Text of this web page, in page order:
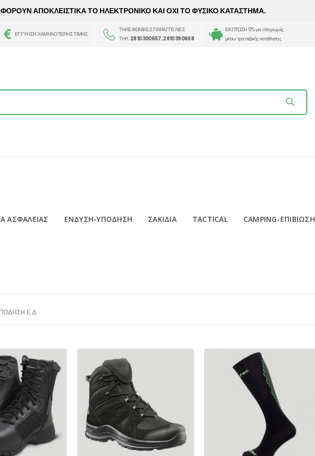
ΑΠΟΚΛΕΙΣΤΙΚΑ ΤΟ ΗΛΕΚΤΡΟΝΙΚΟ ΚΑΙ ΟΧΙ ΤΟ ΦΥΣΙΚΟ ΚΑΤΑΣΤΗΜΑ.
ΕΓΓΥΗΣΗ ΧΑΜΗΛΟΤΕΡΗΣ ΤΙΜΗΣ
ΤΗΛΕΦΩΝΙΚΕΣ ΠΑΡΑΓΓΕΛΙΕΣ
ΤΗΛ. 2810 300657, 2810 390668
ΕΚΠΤΩΣΗ 5% για πληρωμές
μέσω τραπεζικής κατάθεσης
ΑΣΦΑΛΕΙΑΣ ΕΝΔΥΣΗ-ΥΠΟΔΗΣΗ ΣΑΚΙΔΙΑ TACTICAL CAMPING-ΕΠΙΒΙΩΣΗ
Ε.Δ.